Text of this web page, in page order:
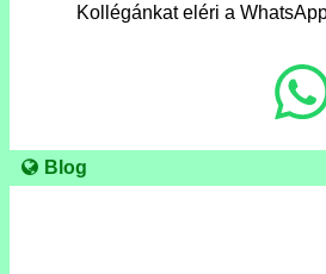
Kollégánkat eléri a
Blog